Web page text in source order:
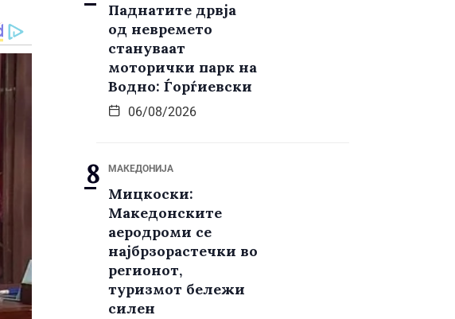
Паднатите дрвја
од невремето
стануваат
моторички парк на
Водно: Ѓорѓиевски
06/08/2026
МАКЕДОНИЈА
Мицкоски:
Македонските
аеродроми се
најбрзорастечки во
регионот,
туризмот бележи
силен